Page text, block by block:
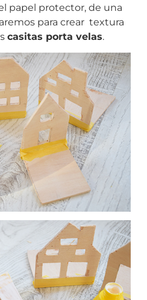
papel protector, de una
para crear textura
casitas porta velas.